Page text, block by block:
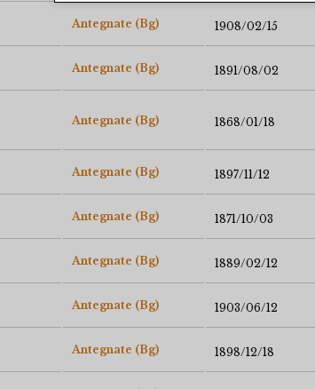
Antegnate (Bg) 1908/02/15
Antegnate (Bg) 1891/08/02
Antegnate (Bg) 1868/01/18
Antegnate (Bg) 1897/11/12
Antegnate (Bg) 1871/10/03
Antegnate (Bg) 1889/02/12
Antegnate (Bg) 1903/06/12
Antegnate (Bg) 1898/12/18